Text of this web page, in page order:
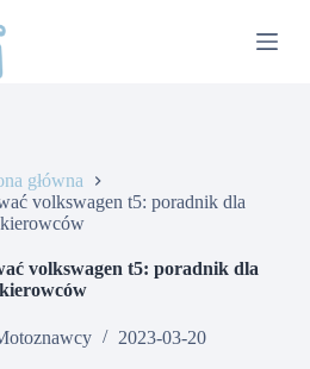
główna
volkswagen t5: poradnik dla
kierowców
volkswagen t5: poradnik dla
kierowców
2023-03-20